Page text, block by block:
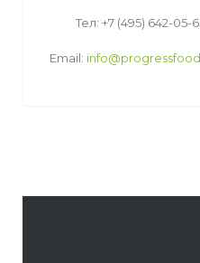
Тел: +7 (495) 642-05-
Email: